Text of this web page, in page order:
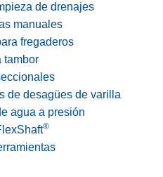
de drenajes
manuales
fregaderos
tambor
de desagües de varilla
agua a presión
®